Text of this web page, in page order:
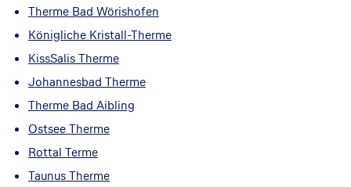
Therme Bad Wörishofen
Königliche Kristall-Therme
KissSalis Therme
Johannesbad Therme
Therme Bad Aibling
Ostsee Therme
Rottal Terme
Taunus Therme